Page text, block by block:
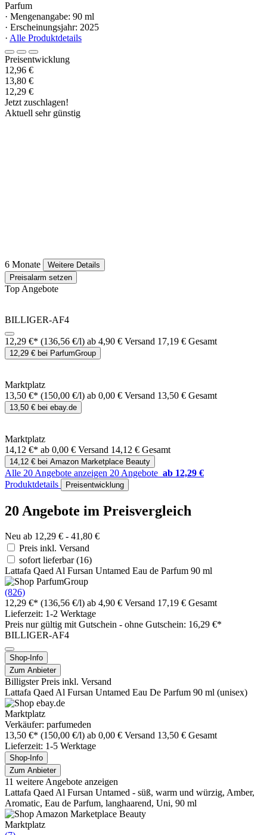
Parfum
· Mengenangabe: 90 ml
· Erscheinungsjahr: 2025
· Alle Produktdetails
Preisentwicklung
12,96 €
13,80 €
12,29 €
Jetzt zuschlagen!
Aktuell sehr günstig
6 Monate
Weitere Details
Preisalarm setzen
Top Angebote
BILLIGER-AF4
12,29 €* (136,56 €/l) ab 4,90 € Versand 17,19 € Gesamt
12,29 € bei ParfumGroup
Marktplatz
13,50 €* (150,00 €/l) ab 0,00 € Versand 13,50 € Gesamt
13,50 € bei ebay.de
Marktplatz
14,12 €* ab 0,00 € Versand 14,12 € Gesamt
14,12 € bei Amazon Marketplace Beauty
Alle 20 Angebote anzeigen 20 Angebote ab 12,29 €
Produktdetails
Preisentwicklung
20 Angebote im Preisvergleich
Neu ab 12,29 € - 41,80 €
Preis inkl. Versand
sofort lieferbar(16)
Lattafa Qaed Al Fursan Untamed Eau de Parfum 90 ml
(826)
12,29 €* (136,56 €/l) ab 4,90 € Versand 17,19 € Gesamt
Lieferzeit: 1-2 Werktage
Preis nur gültig mit Gutschein - ohne Gutschein: 16,29 €*
BILLIGER-AF4
Shop-Info
Zum Anbieter
Billigster Preis inkl. Versand
Lattafa Qaed Al Fursan Untamed Eau De Parfum 90 ml (unisex)
Marktplatz
Verkäufer: parfumeden
13,50 €* (150,00 €/l) ab 0,00 € Versand 13,50 € Gesamt
Lieferzeit: 1-5 Werktage
Shop-Info
Zum Anbieter
11 weitere Angebote anzeigen
Lattafa Qaed Al Fursan Untamed - süß, warm und würzig, Amber,
Aromatic, Eau de Parfum, langhaarend, Uni, 90 ml
Marktplatz